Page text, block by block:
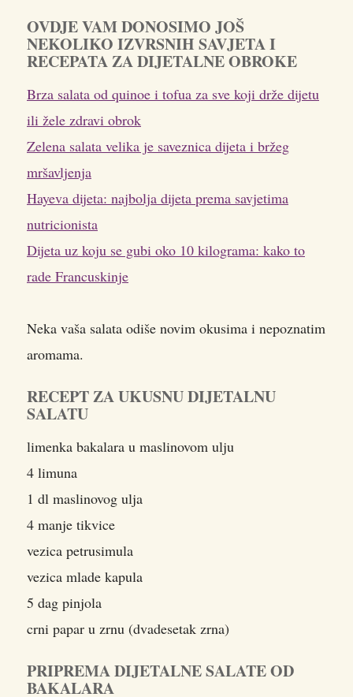
OVDJE VAM DONOSIMO JOŠ
NEKOLIKO IZVRSNIH SAVJETA I
RECEPATA ZA DIJETALNE OBROKE
Brza salata od quinoe i tofua za sve koji drže dijetu
ili žele zdravi obrok
Zelena salata velika je saveznica dijeta i bržeg
mršavljenja
Hayeva dijeta: najbolja dijeta prema savjetima
nutricionista
Dijeta uz koju se gubi oko 10 kilograma: kako to
rade Francuskinje
Neka vaša salata odiše novim okusima i nepoznatim
aromama.
RECEPT ZA UKUSNU DIJETALNU
SALATU
limenka bakalara u maslinovom ulju
4 limuna
1 dl maslinovog ulja
4 manje tikvice
vezica petrusimula
vezica mlade kapula
5 dag pinjola
crni papar u zrnu (dvadesetak zrna)
PRIPREMA DIJETALNE SALATE OD
BAKALARA